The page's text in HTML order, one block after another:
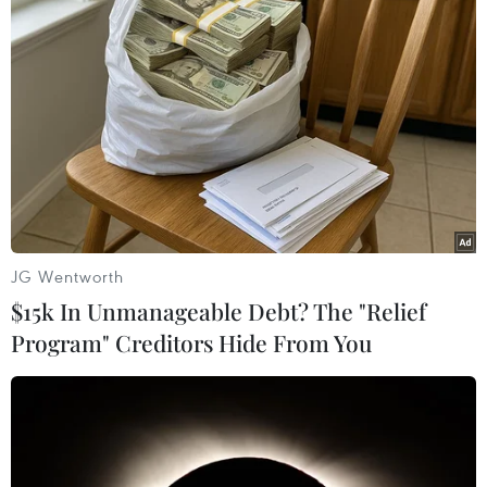
điều chỉnh địa giới hành chính./.
(TTXVN/Vietnam+)
#Hội đồng Nhân dân thành phố Hà Nội
JG Wentworth
$15k In Unmanageable Debt? The "Relief
Program" Creditors Hide From You